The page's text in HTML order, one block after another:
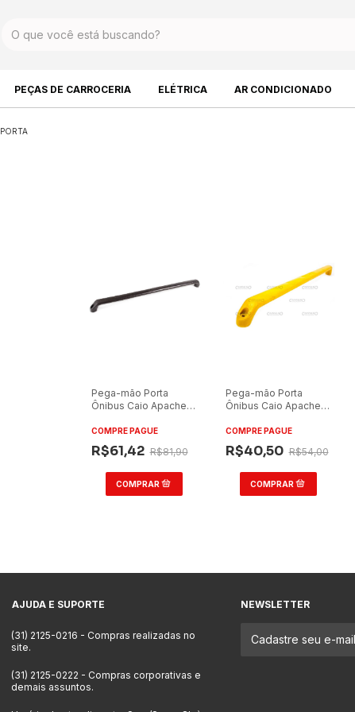
PEÇAS DE CARROCERIA ELÉTRICA AR CONDICIONADO
PORTA
Pega-mão Porta
Ônibus Caio Apache
COMPRE PAGUE
R$61,42 R$81,90
Pega-mão Porta
Ônibus Caio Apache
COMPRE PAGUE
R$40,50 R$54,00
AJUDA E SUPORTE
(31) 2125-0216 - Compras realizadas no
site.
(31) 2125-0222 - Compras corporativas e
demais assuntos.
NEWSLETTER